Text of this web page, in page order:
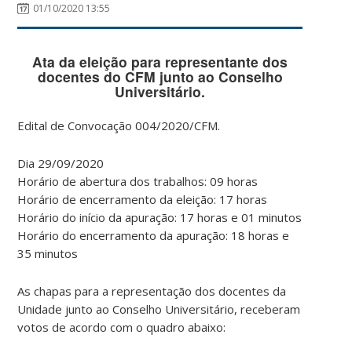
01/10/2020 13:55
Ata da eleição para representante dos
docentes do CFM junto ao Conselho
Universitário.
Edital de Convocação 004/2020/CFM.
Dia 29/09/2020
Horário de abertura dos trabalhos: 09 horas
Horário de encerramento da eleição: 17 horas
Horário do início da apuração: 17 horas e 01 minutos
Horário do encerramento da apuração: 18 horas e
35 minutos
As chapas para a representação dos docentes da
Unidade junto ao Conselho Universitário, receberam
votos de acordo com o quadro abaixo: